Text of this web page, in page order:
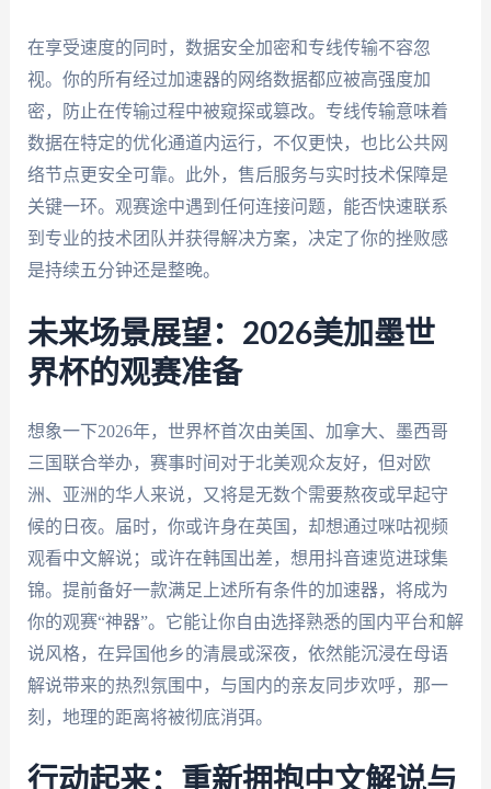
在享受速度的同时，数据安全加密和专线传输不容忽
视。你的所有经过加速器的网络数据都应被高强度加
密，防止在传输过程中被窥探或篡改。专线传输意味着
数据在特定的优化通道内运行，不仅更快，也比公共网
络节点更安全可靠。此外，售后服务与实时技术保障是
关键一环。观赛途中遇到任何连接问题，能否快速联系
到专业的技术团队并获得解决方案，决定了你的挫败感
是持续五分钟还是整晚。
未来场景展望：2026美加墨世
界杯的观赛准备
想象一下2026年，世界杯首次由美国、加拿大、墨西哥
三国联合举办，赛事时间对于北美观众友好，但对欧
洲、亚洲的华人来说，又将是无数个需要熬夜或早起守
候的日夜。届时，你或许身在英国，却想通过咪咕视频
观看中文解说；或许在韩国出差，想用抖音速览进球集
锦。提前备好一款满足上述所有条件的加速器，将成为
你的观赛“神器”。它能让你自由选择熟悉的国内平台和解
说风格，在异国他乡的清晨或深夜，依然能沉浸在母语
解说带来的热烈氛围中，与国内的亲友同步欢呼，那一
刻，地理的距离将被彻底消弭。
行动起来：重新拥抱中文解说与